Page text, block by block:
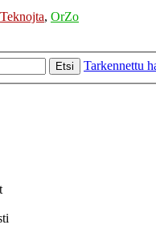
Teknojta, OrZo
Etsi
Tarkennettu